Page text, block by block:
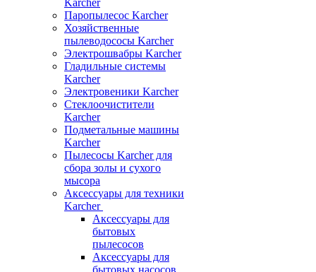
Karcher
Паропылесос Karcher
Хозяйственные
пылеводососы Karcher
Электрошвабры Karcher
Гладильные системы
Karcher
Электровеники Karcher
Стеклоочистители
Karcher
Подметальные машины
Karcher
Пылесосы Karcher для
сбора золы и сухого
мысора
Аксессуары для техники
Karcher
Аксессуары для
бытовых
пылесосов
Аксессуары для
бытовых насосов